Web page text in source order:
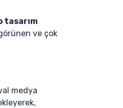
tasarım
ve çok
medya